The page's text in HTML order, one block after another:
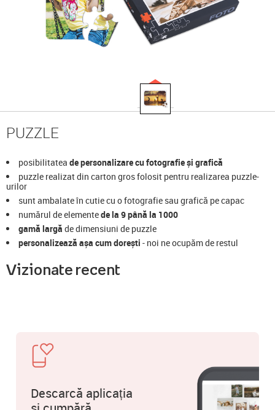
PUZZLE
posibilitatea de personalizare cu fotografie și grafică
puzzle realizat din carton gros folosit pentru realizarea puzzle-
urilor
sunt ambalate în cutie cu o fotografie sau grafică pe capac
numărul de elementede la 9până la 1000
gamă largă de dimensiuni de puzzle
personalizează așa cum dorești - noi ne ocupăm de restul
Vizionate recent
Descarcă aplicația